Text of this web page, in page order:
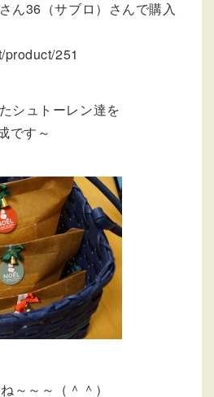
ん36（サブロ）さんで購入
251
シュトーレン達を
です～
～～～（＾＾）